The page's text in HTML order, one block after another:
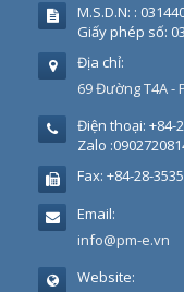
M.S.D.N: :
Giấy phép số:
Địa chỉ:
69 Đường T4A -
Điện thoại: +84-
Zalo
Fax: +84-28-
Email:
info@pm-e.vn
Website: